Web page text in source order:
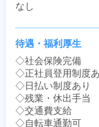
なし
待遇・福利厚生
◇社会保険完備
◇正社員登用制度
◇日払い制度あり
◇残業・休出手当
◇交通費支給
◇自転車通勤可